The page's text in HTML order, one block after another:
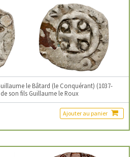
le Bâtard (le Conquérant) (1037-
son fils Guillaume le Roux
Ajouter au panier